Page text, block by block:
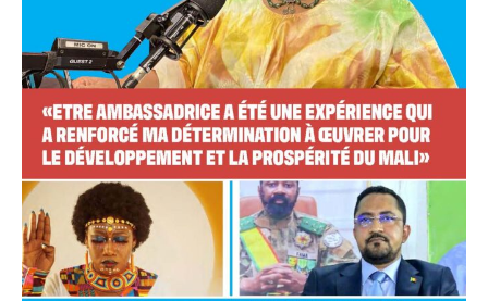
ANNUEL MENSUEL
CHOISIR LE FORFAIT